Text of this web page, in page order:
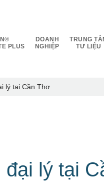
PLUS
DOANH
NGHIỆP
TRUNG
TƯ LIỆU
lý tại Cần Thơ
đại lý tại